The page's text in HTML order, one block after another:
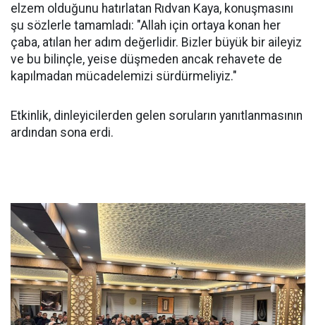
elzem olduğunu hatırlatan Rıdvan Kaya, konuşmasını
şu sözlerle tamamladı: "Allah için ortaya konan her
çaba, atılan her adım değerlidir. Bizler büyük bir aileyiz
ve bu bilinçle, yeise düşmeden ancak rehavete de
kapılmadan mücadelemizi sürdürmeliyiz."
Etkinlik, dinleyicilerden gelen soruların yanıtlanmasının
ardından sona erdi.